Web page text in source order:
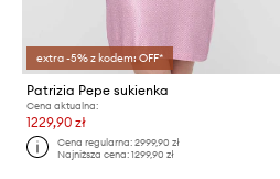
extra -5% z kodem: OFF*
Patrizia Pepe sukienka
Cena aktualna:
1229,90 zł
Cena regularna:2999,90 zł
Najniższa cena:1299,90 zł